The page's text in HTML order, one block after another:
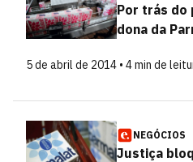
Por trás do
dona da
5 de abril de 2014 • 4 min de
NEGÓCIOS
Justiça